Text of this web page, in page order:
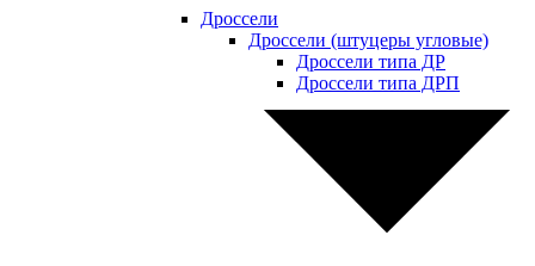
Дроссели
Дроссели (штуцеры угловые)
Дроссели типа ДР
Дроссели типа ДРП